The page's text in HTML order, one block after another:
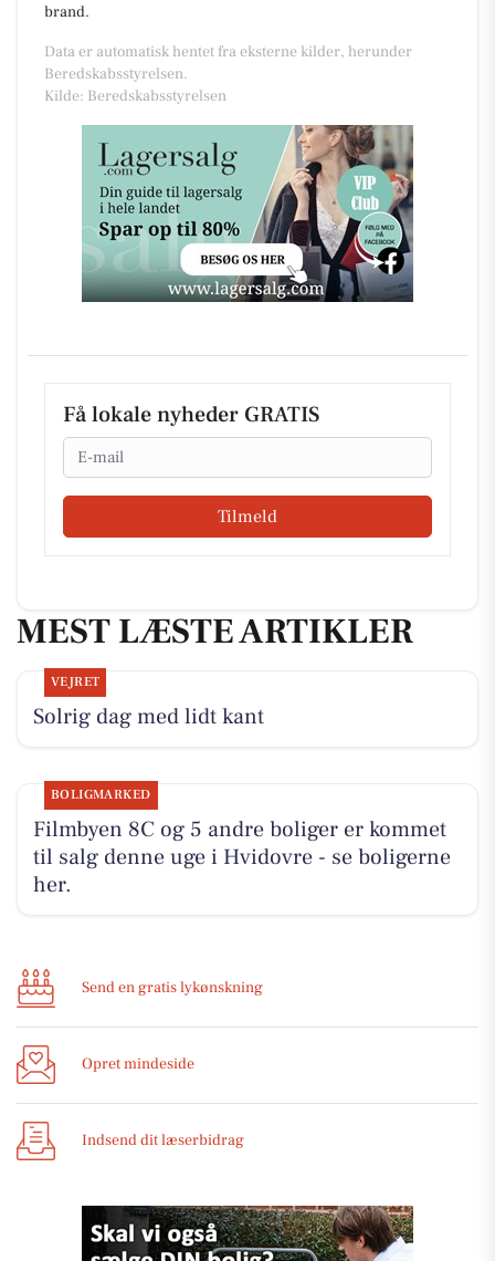
brand.
Data er automatisk hentet fra eksterne kilder, herunder
Beredskabsstyrelsen.
Kilde: Beredskabsstyrelsen
Få lokale nyheder GRATIS
Email
Tilmeld
MEST LÆSTE ARTIKLER
VEJRET
Solrig dag med lidt kant
BOLIGMARKED
Filmbyen 8C og 5 andre boliger er kommet
til salg denne uge i Hvidovre - se boligerne
her.
Send en gratis lykønskning
Opret mindeside
Indsend dit læserbidrag